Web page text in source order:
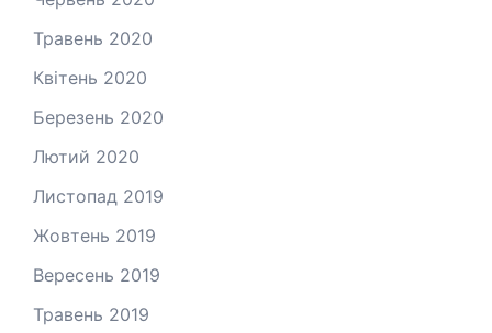
Травень 2020
Квітень 2020
Березень 2020
Лютий 2020
Листопад 2019
Жовтень 2019
Вересень 2019
Травень 2019